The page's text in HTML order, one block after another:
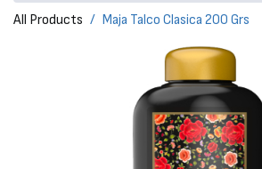
All Products Maja Talco Clasica 200 Grs